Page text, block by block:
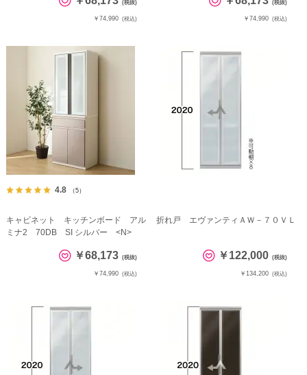
(税抜)
￥74,990 (税込)
(税抜)
￥74,990 (税込)
4.8 （5）
キャビネット キッチンボード アル
ミナ2 70DB SI シルバー <N>
￥68,173 (税抜)
￥74,990 (税込)
折れ戸 エヴァンティＡＷ－７０ＶＬ
￥122,000 (税抜)
￥134,200 (税込)